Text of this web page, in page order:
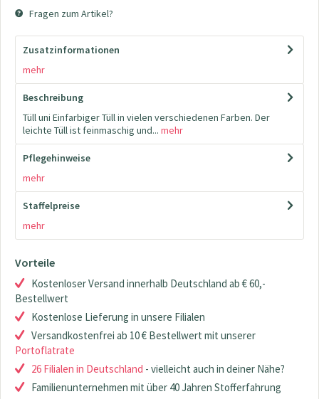
Fragen zum Artikel?
Zusatzinformationen
mehr
Beschreibung
Tüll uni Einfarbiger Tüll in vielen verschiedenen Farben. Der
leichte Tüll ist feinmaschig und... mehr
Pflegehinweise
mehr
Staffelpreise
mehr
Vorteile
Kostenloser Versand innerhalb Deutschland ab € 60,-
Bestellwert
Kostenlose Lieferung in unsere Filialen
Versandkostenfrei ab 10 € Bestellwert mit unserer
Portoflatrate
26 Filialen in Deutschland - vielleicht auch in deiner Nähe?
Familienunternehmen mit über 40 Jahren Stofferfahrung